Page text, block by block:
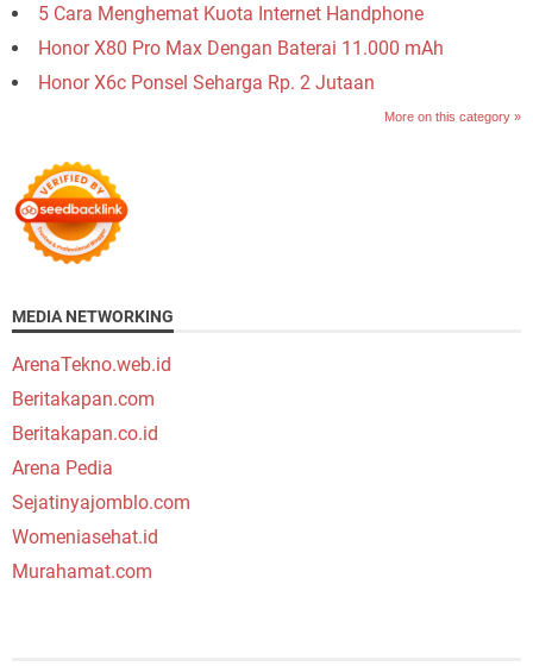
5 Cara Menghemat Kuota Internet Handphone
Honor X80 Pro Max Dengan Baterai 11.000 mAh
Honor X6c Ponsel Seharga Rp. 2 Jutaan
More on this category »
MEDIA NETWORKING
ArenaTekno.web.id
Beritakapan.com
Beritakapan.co.id
Arena Pedia
Sejatinyajomblo.com
Womeniasehat.id
Murahamat.com